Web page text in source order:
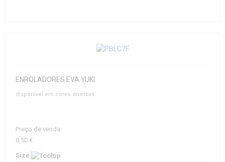
ENROLADORES EVA YUKI
disponível em cores diversas
Preço de venda:
0,50 €
Size